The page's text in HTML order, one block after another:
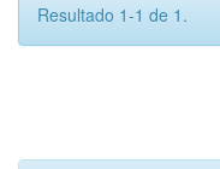
Resultado 1-1 de 1.